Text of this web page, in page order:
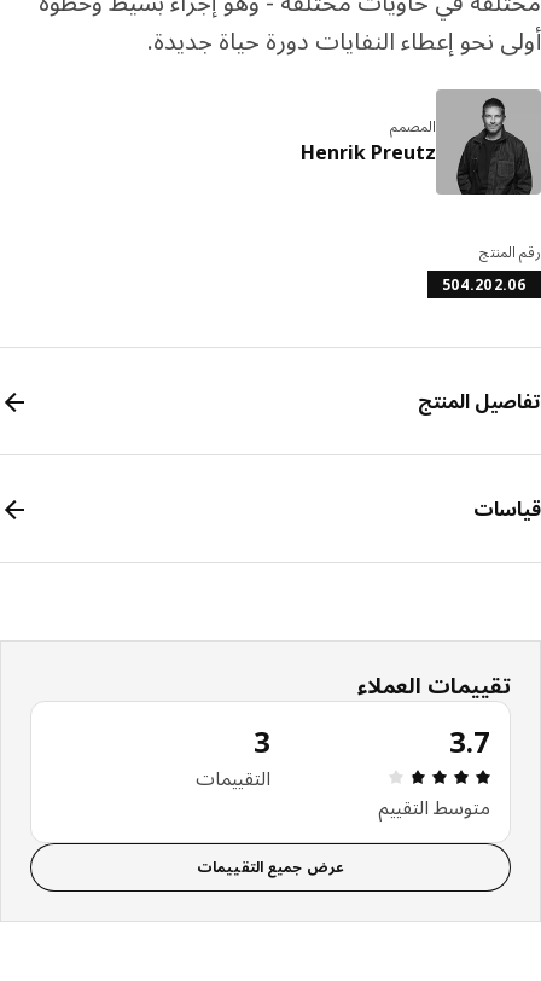
نحو إعطاء النفايات دورة حياة جديدة.
المصمم
Henrik Preutz
المنتج
تقييمات العملاء
3.7
التقييم: 3.7 من 5 النجوم. إجمالي التقييمات: 3
متوسط التقييم
التقييمات
عرض جميع التقييمات